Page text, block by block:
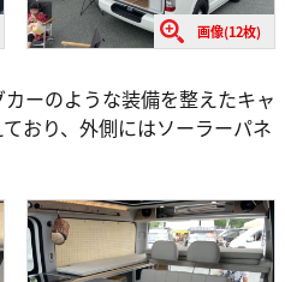
画像(12枚)
ーのような装備を整えたキャ
おり、外側にはソーラーパネ